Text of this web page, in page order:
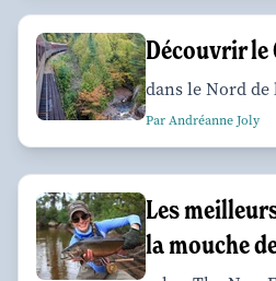
Découvrir le
dans le Nord
Par Andréanne Joly
Les
la mouche